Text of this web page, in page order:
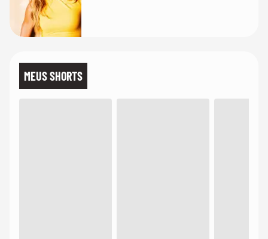
MEUS SHORTS